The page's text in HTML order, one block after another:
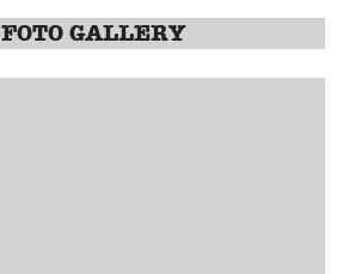
FOTO GALLERY